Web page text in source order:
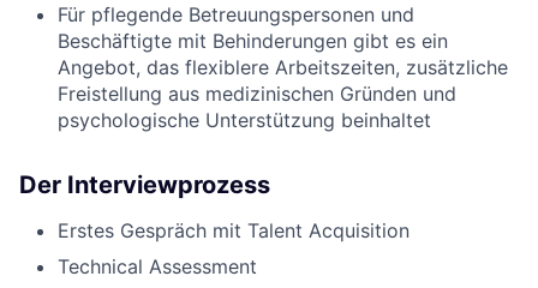
Für pflegende Betreuungspersonen und
Beschäftigte mit Behinderungen gibt es ein
Angebot, das flexiblere Arbeitszeiten, zusätzliche
Freistellung aus medizinischen Gründen und
psychologische Unterstützung beinhaltet
Der Interviewprozess
Erstes Gespräch mit Talent Acquisition
Technical Assessment